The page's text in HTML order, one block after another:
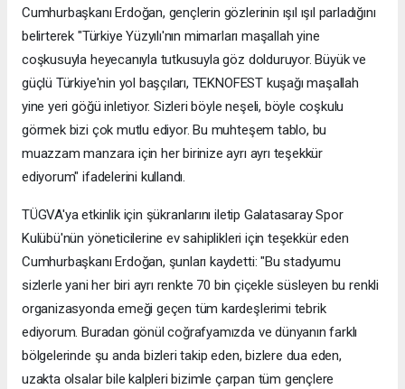
Cumhurbaşkanı Erdoğan, gençlerin gözlerinin ışıl ışıl parladığını
belirterek "Türkiye Yüzyılı'nın mimarları maşallah yine
coşkusuyla heyecanıyla tutkusuyla göz dolduruyor. Büyük ve
güçlü Türkiye'nin yol başçıları, TEKNOFEST kuşağı maşallah
yine yeri göğü inletiyor. Sizleri böyle neşeli, böyle coşkulu
görmek bizi çok mutlu ediyor. Bu muhteşem tablo, bu
muazzam manzara için her birinize ayrı ayrı teşekkür
ediyorum" ifadelerini kullandı.
TÜGVA'ya etkinlik için şükranlarını iletip Galatasaray Spor
Kulübü'nün yöneticilerine ev sahiplikleri için teşekkür eden
Cumhurbaşkanı Erdoğan, şunları kaydetti: "Bu stadyumu
sizlerle yani her biri ayrı renkte 70 bin çiçekle süsleyen bu renkli
organizasyonda emeği geçen tüm kardeşlerimi tebrik
ediyorum. Buradan gönül coğrafyamızda ve dünyanın farklı
bölgelerinde şu anda bizleri takip eden, bizlere dua eden,
uzakta olsalar bile kalpleri bizimle çarpan tüm gençlere